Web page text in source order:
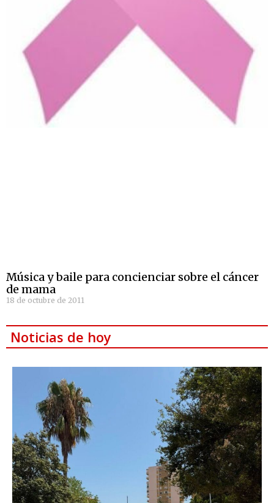
Música y baile para concienciar sobre el cáncer
de mama
18 de octubre de 2011
Noticias de hoy